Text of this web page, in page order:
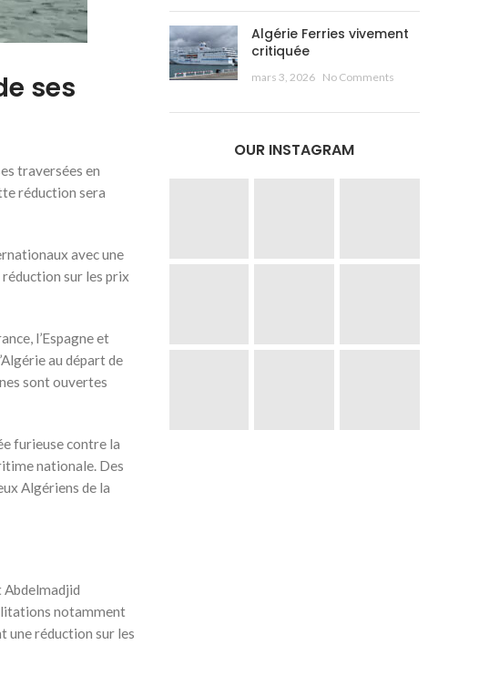
ses
traversées en
réduction sera
avec une
sur les prix
l’Espagne et
au départ de
sont ouvertes
furieuse contre la
nationale. Des
Algériens de la
Abdelmadjid
notamment
une réduction sur les
Algérie Ferries vivement
critiquée
mars 3, 2026 No Comments
OUR INSTAGRAM